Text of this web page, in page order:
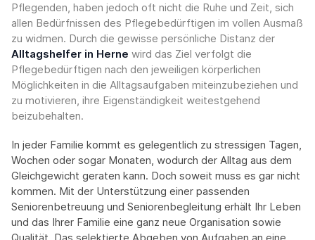
Pflegenden, haben jedoch oft nicht die Ruhe und Zeit, sich
allen Bedürfnissen des Pflegebedürftigen im vollen Ausmaß
zu widmen. Durch die gewisse persönliche Distanz der
Alltagshelfer in Herne wird das Ziel verfolgt die
Pflegebedürftigen nach den jeweiligen körperlichen
Möglichkeiten in die Alltagsaufgaben miteinzubeziehen und
zu motivieren, ihre Eigenständigkeit weitestgehend
beizubehalten.
In jeder Familie kommt es gelegentlich zu stressigen Tagen,
Wochen oder sogar Monaten, wodurch der Alltag aus dem
Gleichgewicht geraten kann. Doch soweit muss es gar nicht
kommen. Mit der Unterstützung einer passenden
Seniorenbetreuung und Seniorenbegleitung erhält Ihr Leben
und das Ihrer Familie eine ganz neue Organisation sowie